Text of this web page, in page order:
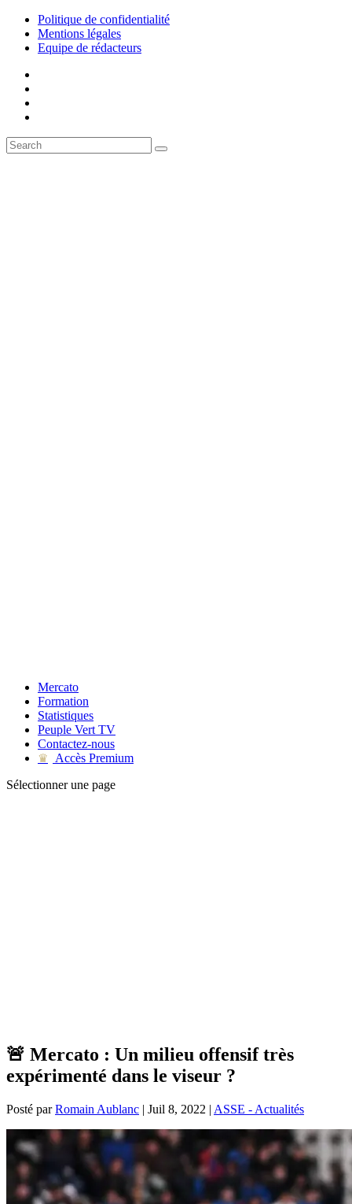
Politique de confidentialité
Mentions légales
Equipe de rédacteurs
Mercato
Formation
Statistiques
Peuple Vert TV
Contactez-nous
♛
Accès Premium
Sélectionner une page
🚨 Mercato : Un milieu offensif très
expérimenté dans le viseur ?
Posté parRomain Aublanc | Juil 8, 2022 | ASSE - Actualités